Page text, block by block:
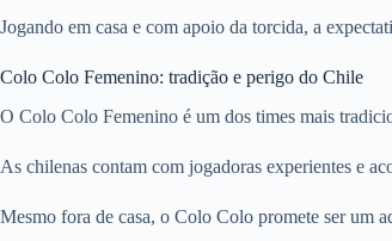
Jogando em casa e com apoio da torcida, a
Colo Colo Femenino: tradição e perigo do Chile
O Colo Colo Femenino é um dos times mais
As chilenas contam com jogadoras experientes e
Mesmo fora de casa, o Colo Colo promete ser um